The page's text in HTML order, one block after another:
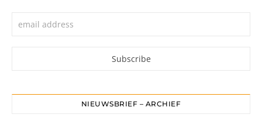
NIEUWSBRIEF – ARCHIEF